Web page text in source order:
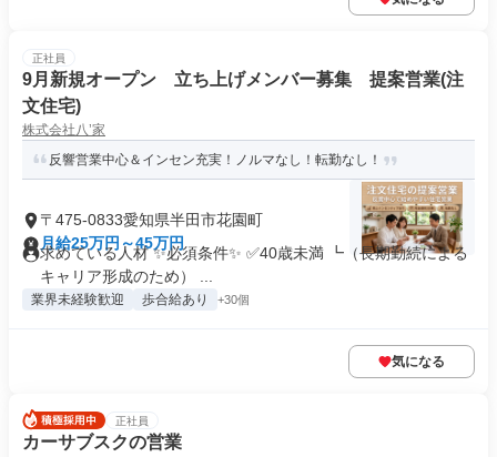
正社員
9月新規オープン 立ち上げメンバー募集 提案営業(注
文住宅)
株式会社八’家
反響営業中心＆インセン充実！ノルマなし！転勤なし！
〒475-0833愛知県半田市花園町
月給25万円～45万円
求めている人材 ✨必須条件✨ ✅40歳未満 ┗（長期勤続による
キャリア形成のため） ...
業界未経験歓迎 歩合給あり +30個
気になる
正社員
カーサブスクの営業